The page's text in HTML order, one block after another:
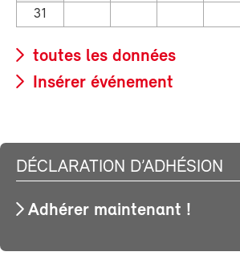
31
toutes les données
Insérer événement
DÉCLARATION D’ADHÉSION
Adhérer maintenant !